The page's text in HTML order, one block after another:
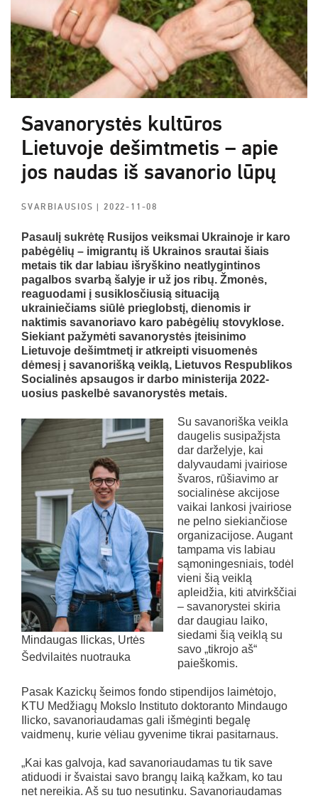
Savanorystės kultūros
Lietuvoje dešimtmetis – apie
jos naudas iš savanorio lūpų
SVARBIAUSIOS| 2022-11-08
Pasaulį sukrėtę Rusijos veiksmai Ukrainoje ir karo
pabėgėlių – imigrantų iš Ukrainos srautai šiais
metais tik dar labiau išryškino neatlygintinos
pagalbos svarbą šalyje ir už jos ribų. Žmonės,
reaguodami į susiklosčiusią situaciją
ukrainiečiams siūlė prieglobstį, dienomis ir
naktimis savanoriavo karo pabėgėlių stovyklose.
Siekiant pažymėti savanorystės įteisinimo
Lietuvoje dešimtmetį ir atkreipti visuomenės
dėmesį į savanorišką veiklą, Lietuvos Respublikos
Socialinės apsaugos ir darbo ministerija 2022-
uosius paskelbė savanorystės metais.
Mindaugas Ilickas, Urtės
Šedvilaitės nuotrauka
Su savanoriška veikla
daugelis susipažįsta
dar darželyje, kai
dalyvaudami įvairiose
švaros, rūšiavimo ar
socialinėse akcijose
vaikai lankosi įvairiose
ne pelno siekiančiose
organizacijose. Augant
tampama vis labiau
sąmoningesniais, todėl
vieni šią veiklą
apleidžia, kiti atvirkščiai
– savanorystei skiria
dar daugiau laiko,
siedami šią veiklą su
savo „tikrojo aš“
paieškomis.
Pasak Kazickų šeimos fondo stipendijos laimėtojo,
KTU Medžiagų Mokslo Instituto doktoranto Mindaugo
Ilicko, savanoriaudamas gali išmėginti begalę
vaidmenų, kurie vėliau gyvenime tikrai pasitarnaus.
„Kai kas galvoja, kad savanoriaudamas tu tik save
atiduodi ir švaistai savo brangų laiką kažkam, ko tau
net nereikia. Aš su tuo nesutinku. Savanoriaudamas